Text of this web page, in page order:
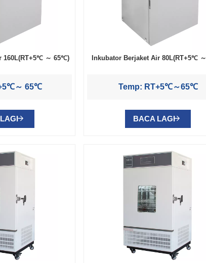
160L(RT+5℃ ～ 65℃)
～ 65℃
Inkubator Berjaket Air 80L(RT+5℃
Temp: RT+5℃～65℃
BACA LAGI